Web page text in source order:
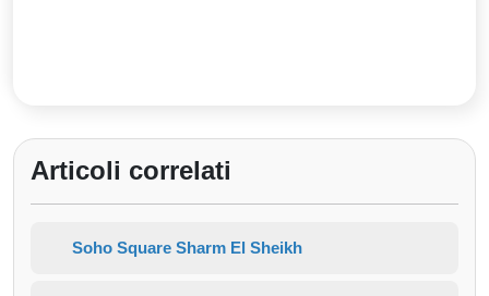
Articoli correlati
Soho Square Sharm El Sheikh